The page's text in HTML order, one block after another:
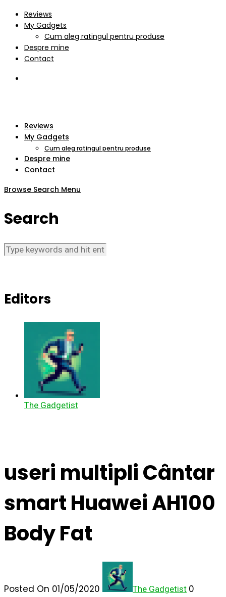
Reviews
My Gadgets
Cum aleg ratingul pentru produse
Despre mine
Contact
Reviews
My Gadgets
Cum aleg ratingul pentru produse
Despre mine
Contact
Browse Search Menu
Search
Editors
The Gadgetist
useri multipli Cântar
smart Huawei AH100
Body Fat
Posted On 01/05/2020 The Gadgetist 0